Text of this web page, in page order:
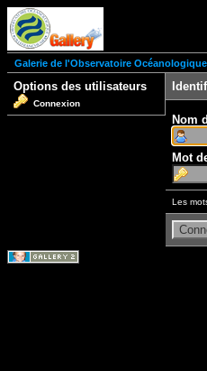
Galerie de l'Observatoire
Options des utilisateurs
Connexion
Nom
Mot
Les